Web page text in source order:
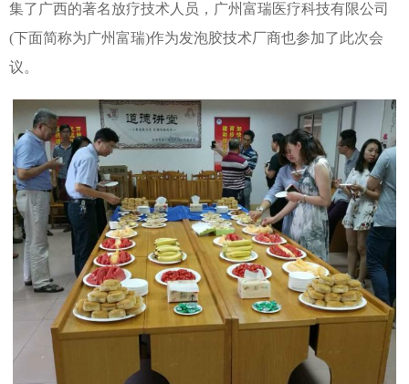
集了广西的著名放疗技术人员，广州富瑞医疗科技有限公司
(下面简称为广州富瑞)作为发泡胶技术厂商也参加了此次会
议。